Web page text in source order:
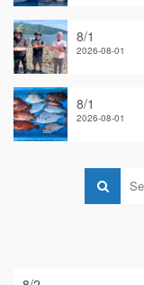
8/1
2026-08-01
8/1
2026-08-01